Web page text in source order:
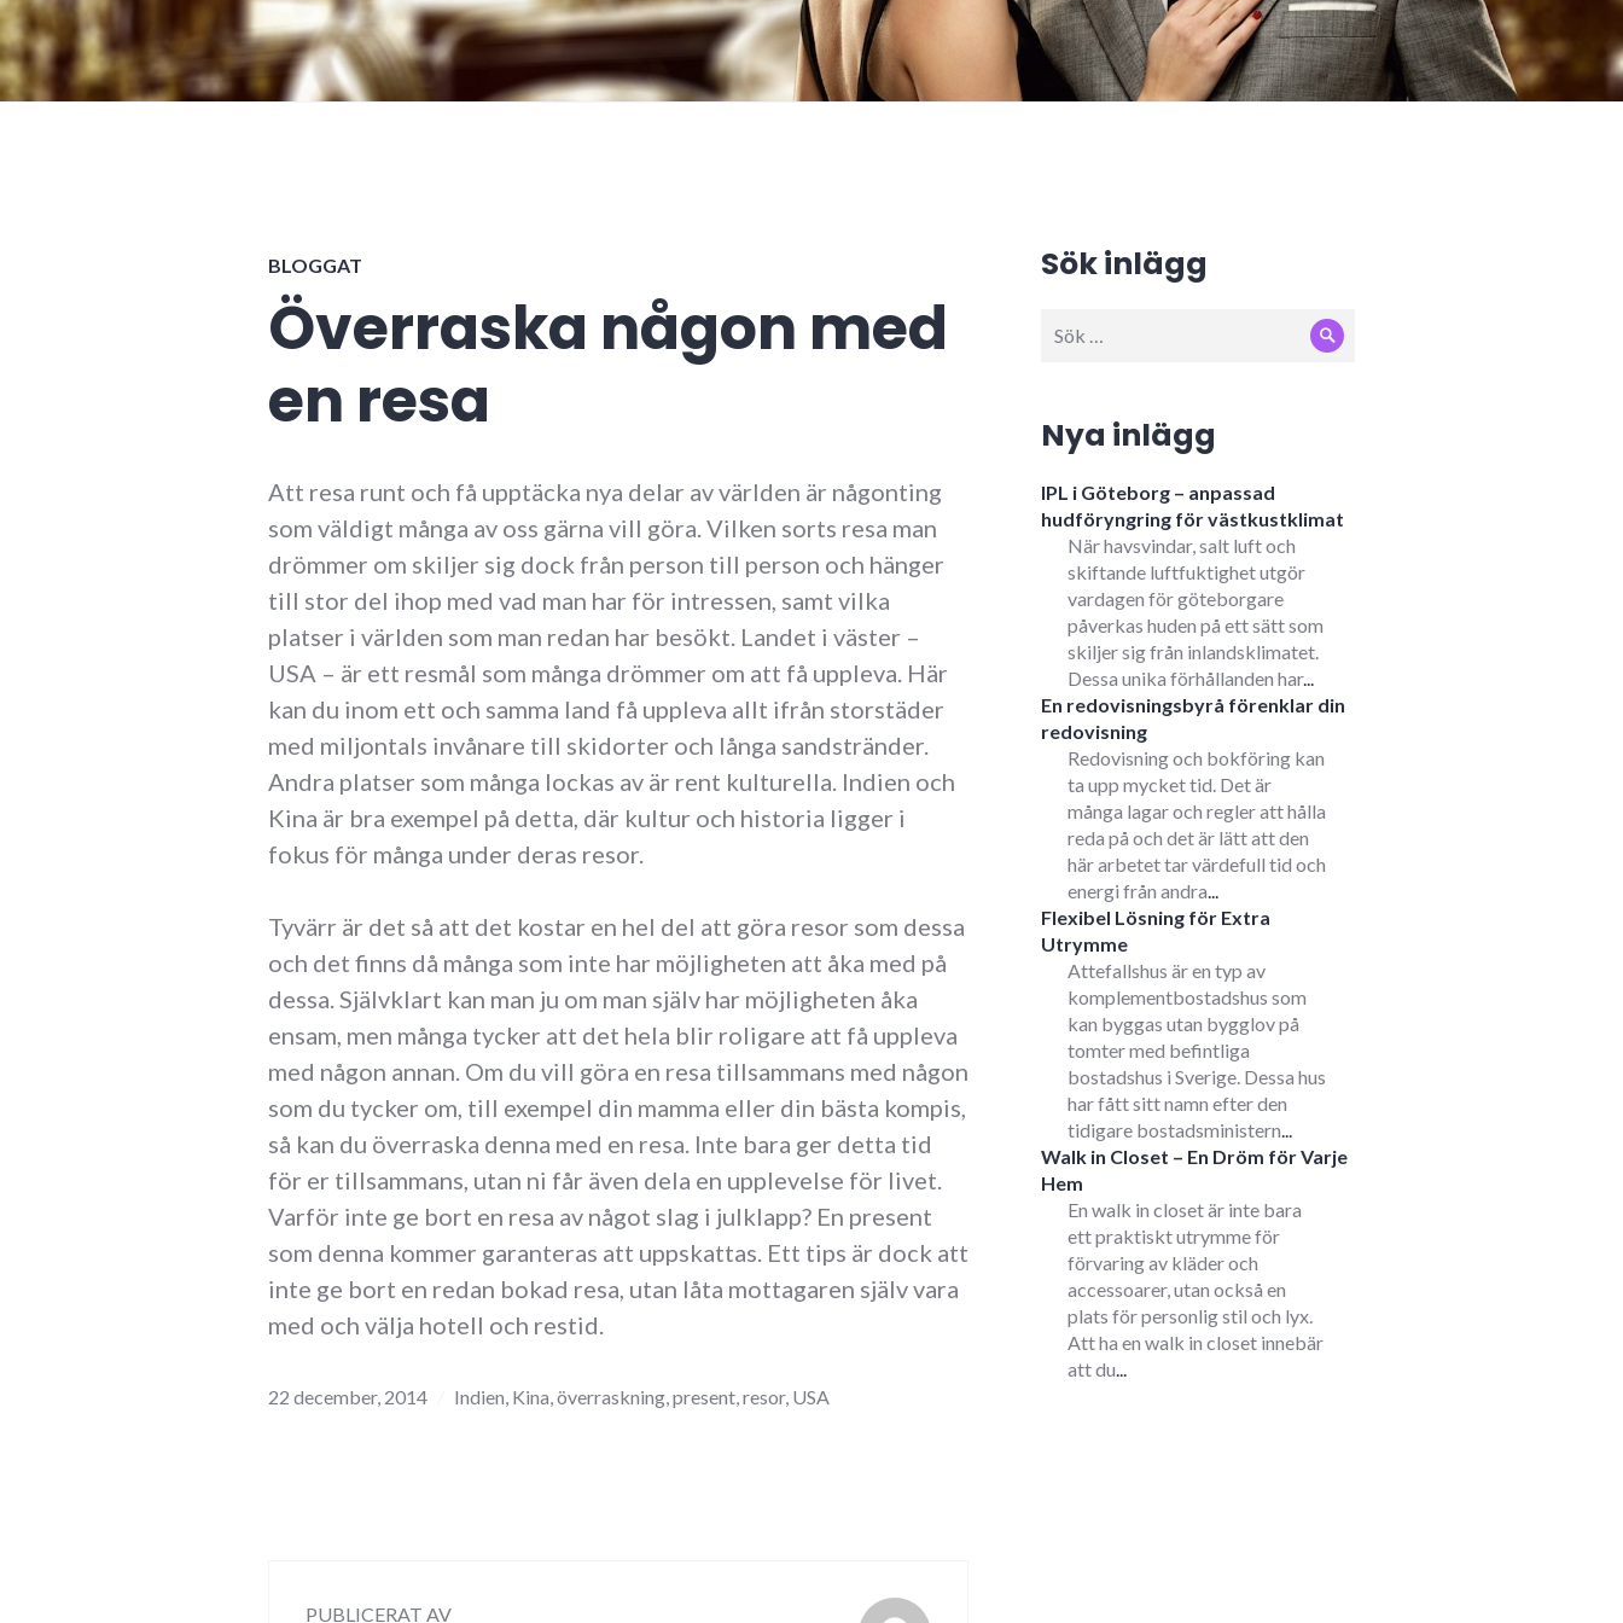
BLOGGAT
Överraska någon med
en resa
Att resa runt och få upptäcka nya delar av världen är någonting
som väldigt många av oss gärna vill göra. Vilken sorts resa man
drömmer om skiljer sig dock från person till person och hänger
till stor del ihop med vad man har för intressen, samt vilka
platser i världen som man redan har besökt. Landet i väster –
USA – är ett resmål som många drömmer om att få uppleva. Här
kan du inom ett och samma land få uppleva allt ifrån storstäder
med miljontals invånare till skidorter och långa sandstränder.
Andra platser som många lockas av är rent kulturella. Indien och
Kina är bra exempel på detta, där kultur och historia ligger i
fokus för många under deras resor.
Tyvärr är det så att det kostar en hel del att göra resor som dessa
och det finns då många som inte har möjligheten att åka med på
dessa. Självklart kan man ju om man själv har möjligheten åka
ensam, men många tycker att det hela blir roligare att få uppleva
med någon annan. Om du vill göra en resa tillsammans med någon
som du tycker om, till exempel din mamma eller din bästa kompis,
så kan du överraska denna med en resa. Inte bara ger detta tid
för er tillsammans, utan ni får även dela en upplevelse för livet.
Varför inte ge bort en resa av något slag i julklapp? En present
som denna kommer garanteras att uppskattas. Ett tips är dock att
inte ge bort en redan bokad resa, utan låta mottagaren själv vara
med och välja hotell och restid.
22 december, 2014 Indien, Kina,överraskning,present,resor, USA
PUBLICERAT AV
Sök inlägg
efter:
Sök
Nya inlägg
IPL i Göteborg – anpassad
hudföryngring för västkustklimat
När havsvindar, salt luft och
skiftande luftfuktighet utgör
vardagen för göteborgare
påverkas huden på ett sätt som
skiljer sig från inlandsklimatet.
Dessa unika förhållanden har...
En redovisningsbyrå förenklar din
redovisning
Redovisning och bokföring kan
ta upp mycket tid. Det är
många lagar och regler att hålla
reda på och det är lätt att den
här arbetet tar värdefull tid och
energi från andra...
Flexibel Lösning för Extra
Utrymme
Attefallshus är en typ av
komplementbostadshus som
kan byggas utan bygglov på
tomter med befintliga
bostadshus i Sverige. Dessa hus
har fått sitt namn efter den
tidigare bostadsministern...
Walk in Closet – En Dröm för Varje
Hem
En walk in closet är inte bara
ett praktiskt utrymme för
förvaring av kläder och
accessoarer, utan också en
plats för personlig stil och lyx.
Att ha en walk in closet innebär
att du...